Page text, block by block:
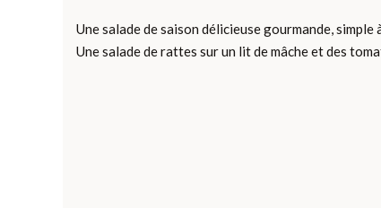
Une salade de saison délicieuse gourmande, simple
Une salade de rattes sur un lit de mâche et des